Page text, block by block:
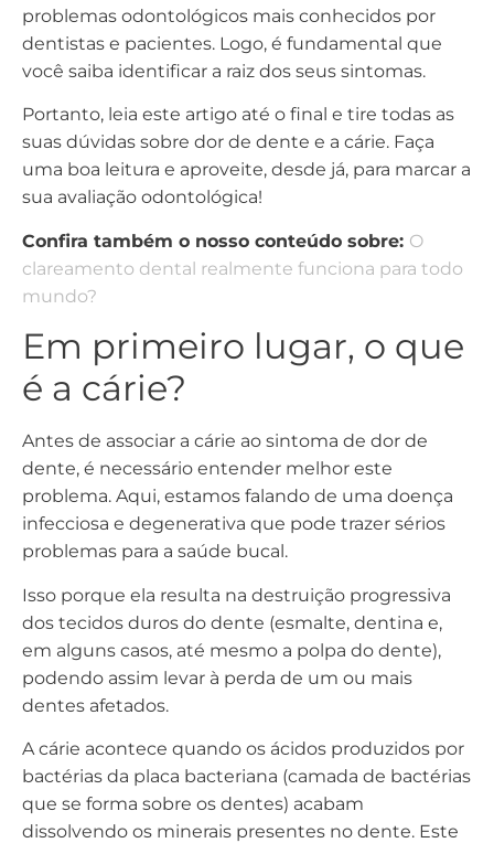
problemas odontológicos mais conhecidos por
dentistas e pacientes. Logo, é fundamental que
você saiba identificar a raiz dos seus sintomas.
Portanto, leia este artigo até o final e tire todas as
suas dúvidas sobre dor de dente e a cárie. Faça
uma boa leitura e aproveite, desde já, para marcar a
sua avaliação odontológica!
Confira também o nosso conteúdo sobre: O
clareamento dental realmente funciona para todo
mundo?
Em primeiro lugar, o que
é a cárie?
Antes de associar a cárie ao sintoma de dor de
dente, é necessário entender melhor este
problema. Aqui, estamos falando de uma doença
infecciosa e degenerativa que pode trazer sérios
problemas para a saúde bucal.
Isso porque ela resulta na destruição progressiva
dos tecidos duros do dente (esmalte, dentina e,
em alguns casos, até mesmo a polpa do dente),
podendo assim levar à perda de um ou mais
dentes afetados.
A cárie acontece quando os ácidos produzidos por
bactérias da placa bacteriana (camada de bactérias
que se forma sobre os dentes) acabam
dissolvendo os minerais presentes no dente. Este